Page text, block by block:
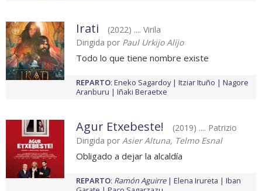
Irati
(2022) .... Virila
Dirigida por Paul Urkijo Alijo
Todo lo que tiene nombre existe
REPARTO: Eneko Sagardoy Itziar Ituño
Nagore
Aranburu
Iñaki Beraetxe
Agur Etxebeste!
(2019) .... Patrizio
Dirigida por Asier Altuna, Telmo Esnal
Obligado a dejar la alcaldía
REPARTO: Ramón Aguirre Elena Irureta
Iban